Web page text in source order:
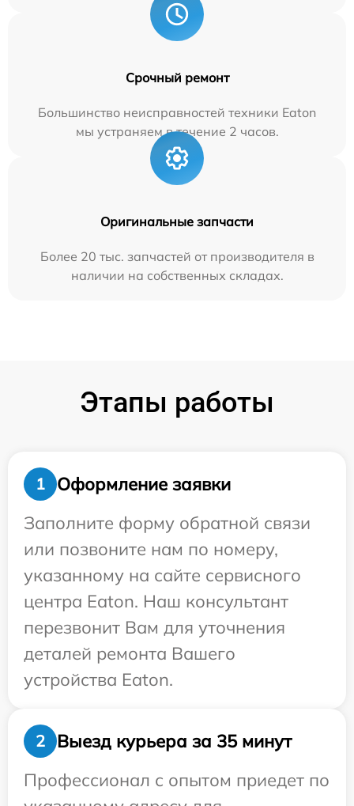
Срочный ремонт
Большинство неисправностей техники Eaton
мы устраняем в течение 2 часов.
Оригинальные запчасти
Более 20 тыс. запчастей от производителя в
наличии на собственных складах.
Этапы работы
1
Оформление заявки
Заполните форму обратной связи
или позвоните нам по номеру,
указанному на сайте сервисного
центра Eaton. Наш консультант
перезвонит Вам для уточнения
деталей ремонта Вашего
устройства Eaton.
2
Выезд курьера за 35 минут
Профессионал с опытом приедет по